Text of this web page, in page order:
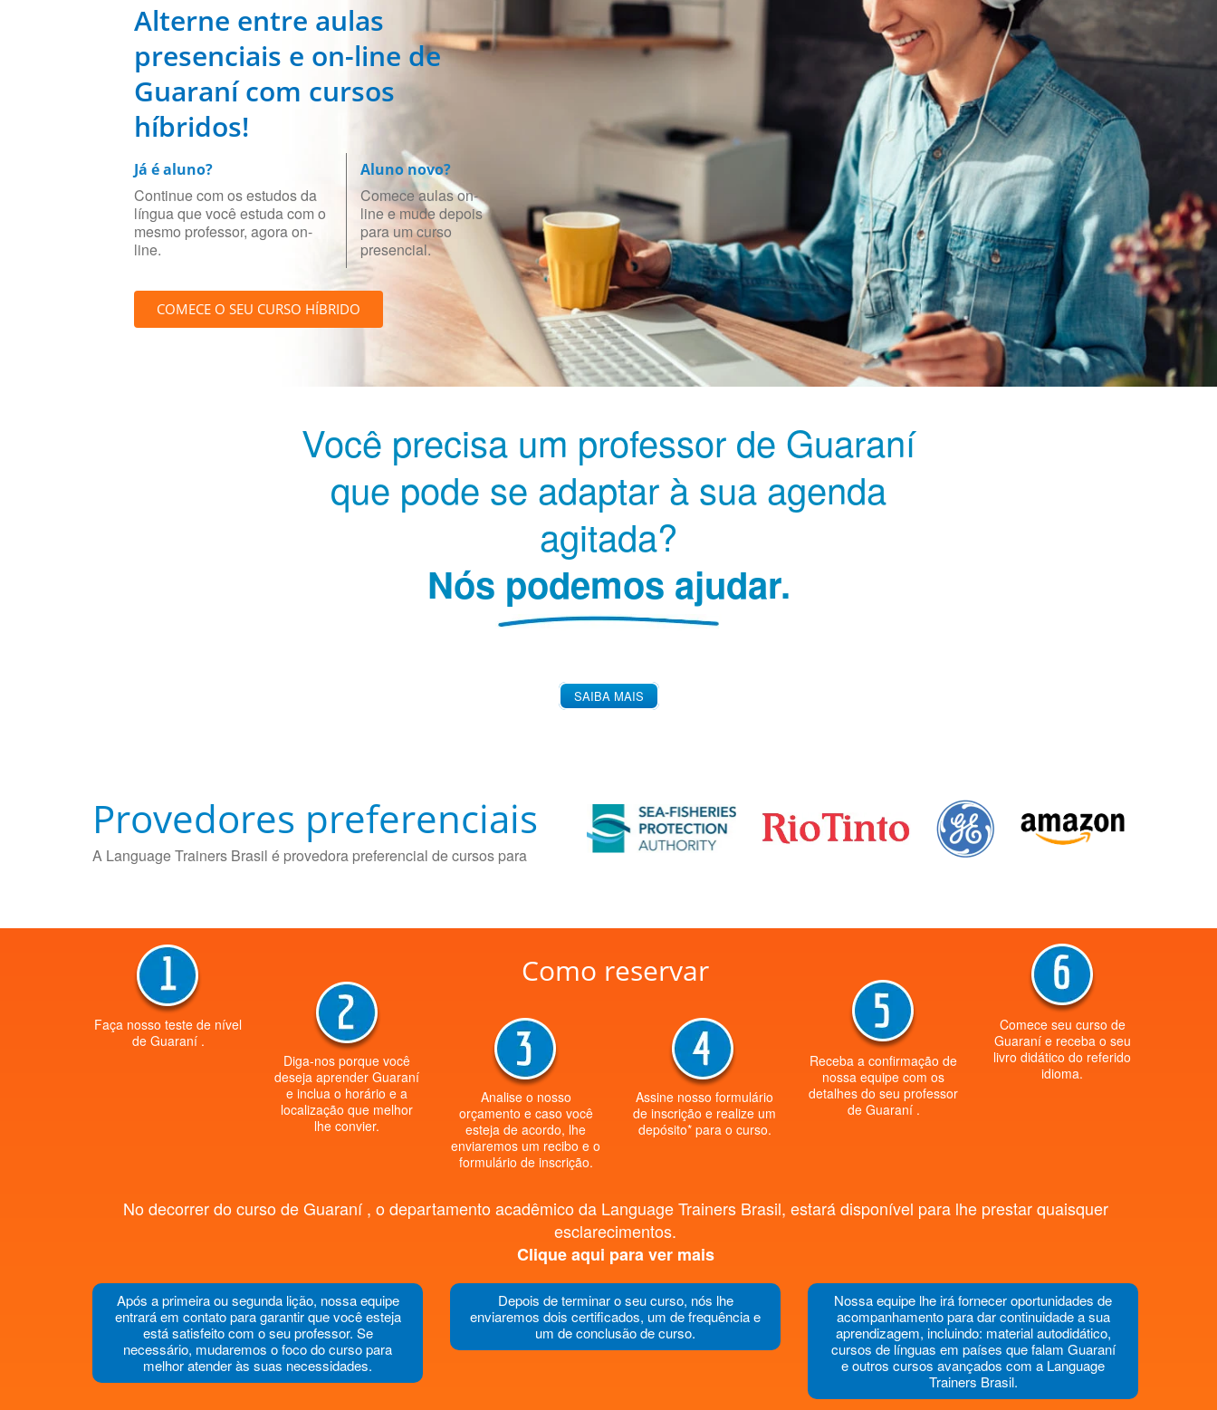
Alterne entre aulas
presenciais e on-line de
Guaraní com cursos
híbridos!
Já é aluno?
Continue com os estudos da
língua que você estuda com o
mesmo professor, agora on-
line.
Aluno novo?
Comece aulas on-
line e mude depois
para um curso
presencial.
COMECE O SEU CURSO HÍBRIDO
Você precisa um professor de Guaraní
que pode se adaptar à sua agenda
agitada?
Nós podemos ajudar.
SAIBA MAIS
Provedores preferenciais
A Language Trainers Brasil é provedora preferencial de cursos para
Como reservar
Faça nosso teste de nível
de Guaraní .
Diga-nos porque você
deseja aprender Guaraní
e inclua o horário e a
localização que melhor
lhe convier.
Analise o nosso
orçamento e caso você
esteja de acordo, lhe
enviaremos um recibo e o
formulário de inscrição.
Assine nosso formulário
de inscrição e realize um
depósito* para o curso.
Receba a confirmação de
nossa equipe com os
detalhes do seu professor
de Guaraní .
Comece seu curso de
Guaraní e receba o seu
livro didático do referido
idioma.
No decorrer do curso de Guaraní , o departamento acadêmico da Language Trainers Brasil, estará disponível para lhe prestar quaisquer
esclarecimentos.
Clique aqui para ver mais
Após a primeira ou segunda lição, nossa equipe
entrará em contato para garantir que você esteja
está satisfeito com o seu professor. Se
necessário, mudaremos o foco do curso para
melhor atender às suas necessidades.
Depois de terminar o seu curso, nós lhe
enviaremos dois certificados, um de frequência e
um de conclusão de curso.
Nossa equipe lhe irá fornecer oportunidades de
acompanhamento para dar continuidade a sua
aprendizagem, incluindo: material autodidático,
cursos de línguas em países que falam Guaraní
e outros cursos avançados com a Language
Trainers Brasil.